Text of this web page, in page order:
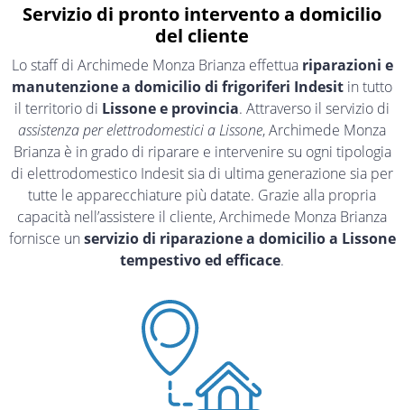
Servizio di pronto intervento a domicilio
del cliente
Lo staff di Archimede Monza Brianza effettua riparazioni e
manutenzione a domicilio di frigoriferi Indesit in tutto
il territorio di Lissone e provincia. Attraverso il servizio di
assistenza per elettrodomestici a Lissone, Archimede Monza
Brianza è in grado di riparare e intervenire su ogni tipologia
di elettrodomestico Indesit sia di ultima generazione sia per
tutte le apparecchiature più datate. Grazie alla propria
capacità nell’assistere il cliente, Archimede Monza Brianza
fornisce un servizio di riparazione a domicilio a Lissone
tempestivo ed efficace.